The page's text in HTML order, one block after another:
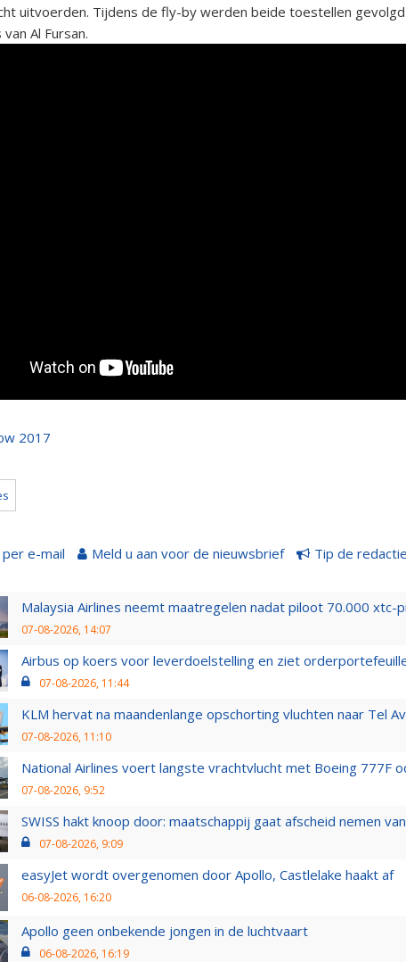
uitvoerden. Tijdens de fly-by werden beide toestellen
Al Fursan.
2017
e-mail Meld u aan voor de nieuwsbrief Tip de redactie
Malaysia Airlines neemt maatregelen nadat piloot 70.000 xtc-
07-08-2026, 14:07
Airbus op koers voor leverdoelstelling en ziet
07-08-2026, 11:44
KLM hervat na maandenlange opschorting vluchten naar Tel
07-08-2026, 11:10
National Airlines voert langste vrachtvlucht met Boeing 777F
07-08-2026, 9:52
SWISS hakt knoop door: maatschappij gaat afscheid nemen
07-08-2026, 9:09
easyJet wordt overgenomen door Apollo, Castlelake haakt af
06-08-2026, 16:20
Apollo geen onbekende jongen in de luchtvaart
06-08-2026, 16:19